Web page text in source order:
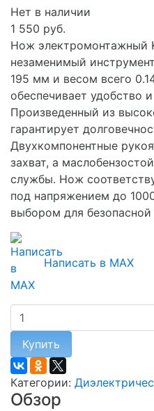
Нет в наличии
1 550 руб.
Нож электромонтажный
незаменимый
195 мм и весом всего
обеспечивает удобство
Произведенный из
гарантирует
Двухкомпонентные
захват, а
службы. Нож
под напряжением до
выбором для
Написать в MAX
Купить
Категории:
Обзор